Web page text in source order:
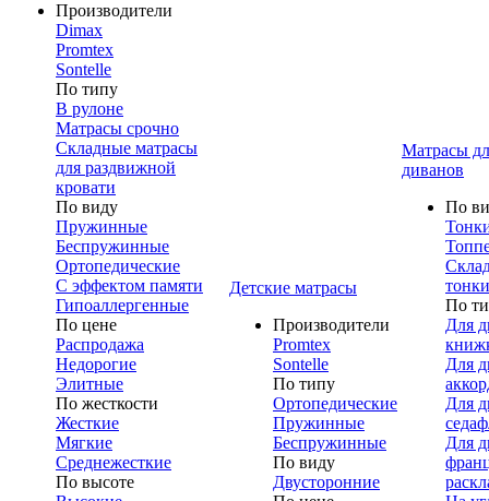
Производители
Dimax
Promtex
Sontelle
По типу
В рулоне
Матрасы срочно
Складные матрасы
для раздвижной
кровати
По виду
Пружинные
Беспружинные
Ортопедические
С эффектом памяти
Гипоаллергенные
По цене
Распродажа
Недорогие
Элитные
По жесткости
Жесткие
Мягкие
Среднежесткие
По высоте
Детские матрасы
Производители
Promtex
Sontelle
По типу
Ортопедические
Пружинные
Беспружинные
По виду
Двусторонние
Матрасы
диванов
По
По
Для
Для
Для
Для